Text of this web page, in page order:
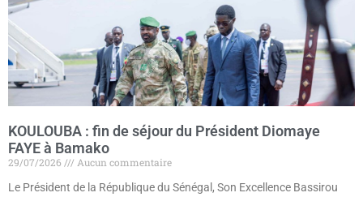
KOULOUBA : fin de séjour du Président Diomaye
FAYE à Bamako
29/07/2026
Aucun commentaire
Le Président de la République du Sénégal, Son Excellence Bassirou